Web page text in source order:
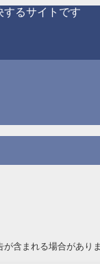
するサイトです
が含まれる場合があり